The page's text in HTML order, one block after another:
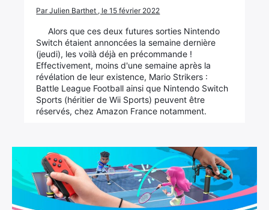
Par Julien Barthet , le 15 février 2022
Alors que ces deux futures sorties Nintendo
Switch étaient annoncées la semaine dernière
(jeudi), les voilà déjà en précommande !
Effectivement, moins d'une semaine après la
révélation de leur existence, Mario Strikers :
Battle League Football ainsi que Nintendo Switch
Sports (héritier de Wii Sports) peuvent être
réservés, chez Amazon France notamment.